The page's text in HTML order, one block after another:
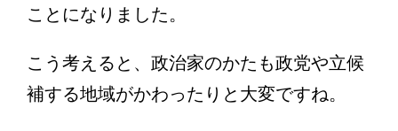
ことになりました。
こう考えると、政治家のかたも政党や立候
補する地域がかわったりと大変ですね。